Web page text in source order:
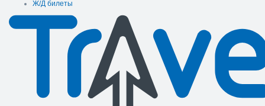
Ж/Д билеты